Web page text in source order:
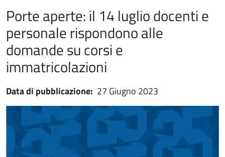
Porte aperte: il 14 luglio docenti e
personale rispondono alle
domande su corsi e
immatricolazioni
Data di pubblicazione: 27 Giugno 2023
Immagine notizia
Immagine